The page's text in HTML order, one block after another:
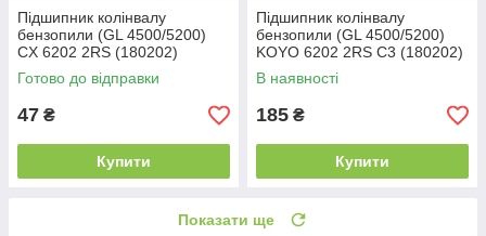
Підшипник колінвалу
бензопили (GL 4500/5200)
CX 6202 2RS (180202)
(15x35x11)
Готово до відправки
47 ₴
Купити
Підшипник колінвалу
бензопили (GL 4500/5200)
KOYO 6202 2RS C3 (180202)
(15x35x11)
В наявності
185 ₴
Купити
Показати ще